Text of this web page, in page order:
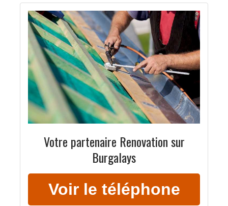
Votre partenaire Renovation sur
Burgalays